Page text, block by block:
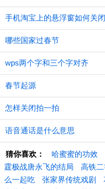
手机淘宝上的悬浮窗如何关闭
哪些国家过春节
wps两个字和三个字对齐
春节起源
怎样关闭拍一拍
语音通话是什么意思
猜你喜欢： 哈蜜蜜的功效
霆极战唐永飞的结局
高铁
么一起吃
张家界传统戏剧